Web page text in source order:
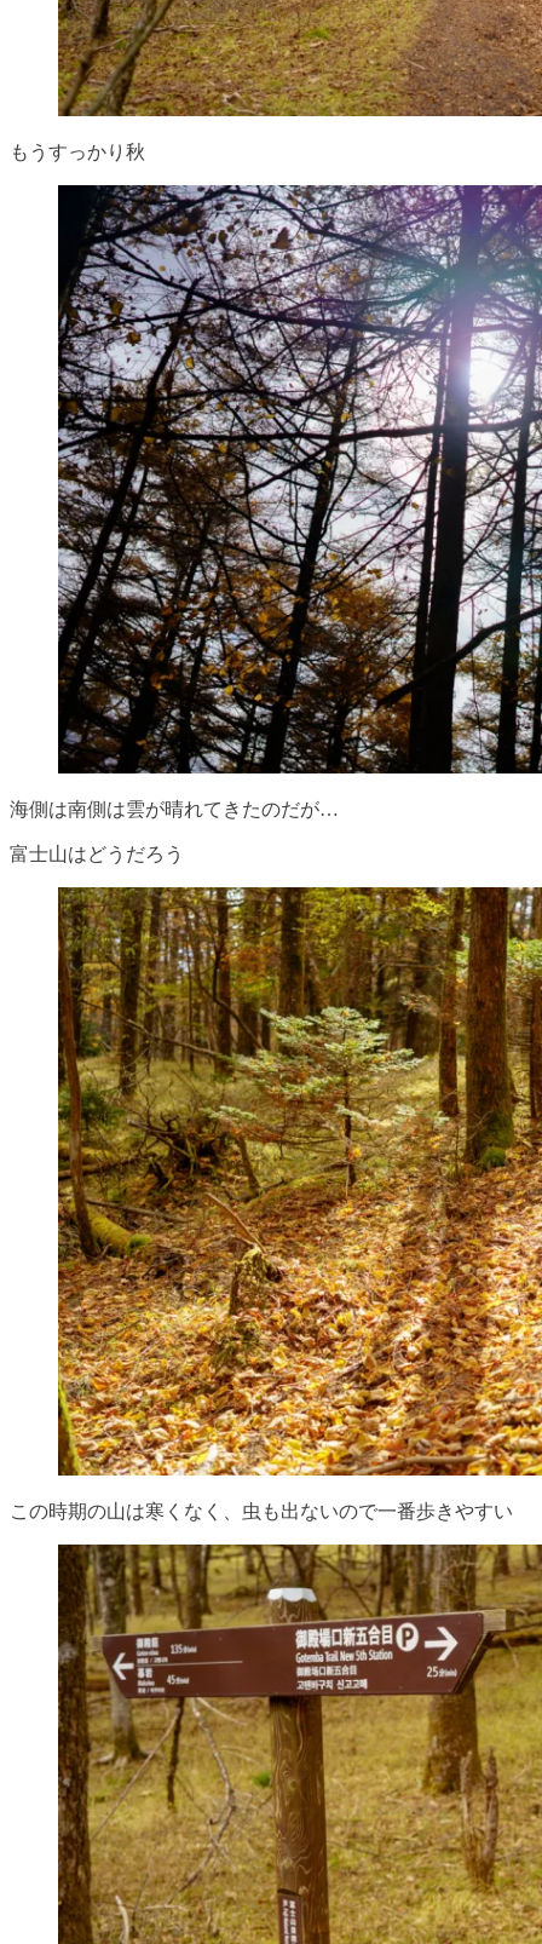
もうすっかり秋
海側は南側は雲が晴れてきたのだが…
富士山はどうだろう
この時期の山は寒くなく、虫も出ないので一番歩きやすい